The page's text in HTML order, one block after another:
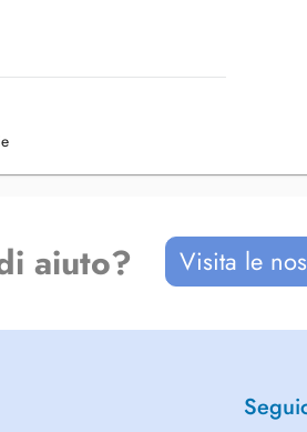
10h à 19h. Merci de consulter
aiuto? Visita le